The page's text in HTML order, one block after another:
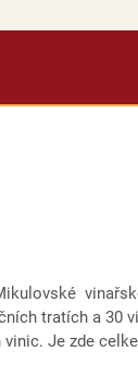
tratích a 30
Je zde